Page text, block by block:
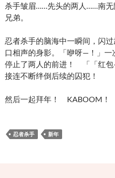
杀手皱眉……先头的两人……南
兄弟。
忍者杀手的脑海中一瞬间，闪
口相声的身影。「咿呀—！」一
停止了两人的前进！ 「「红
接连不断绊倒后续的囚犯！
然后一起拜年！ KABOOM！
忍者杀手 新年